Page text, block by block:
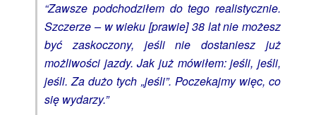
“Zawsze podchodziłem do tego realistycznie.
Szczerze – w wieku [prawie] 38 lat nie możesz
być zaskoczony, jeśli nie dostaniesz już
możliwości jazdy. Jak już mówiłem: jeśli, jeśli,
jeśli. Za dużo tych „jeśli”. Poczekajmy więc, co
się wydarzy.”